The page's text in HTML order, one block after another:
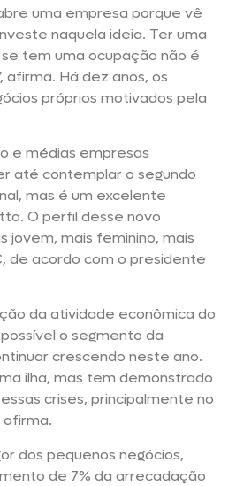
uma empresa porque vê
naquela ideia. Ter uma
tem uma ocupação não é
afirma. Há dez anos, os
próprios motivados pela
e médias empresas
até contemplar o segundo
mas é um excelente
O perfil desse novo
jovem, mais feminino, mais
de acordo com o presidente
da atividade econômica do
o segmento da
crescendo neste ano.
ilha, mas tem demonstrado
crises, principalmente no
afirma.
dos pequenos negócios,
de 7% da arrecadação